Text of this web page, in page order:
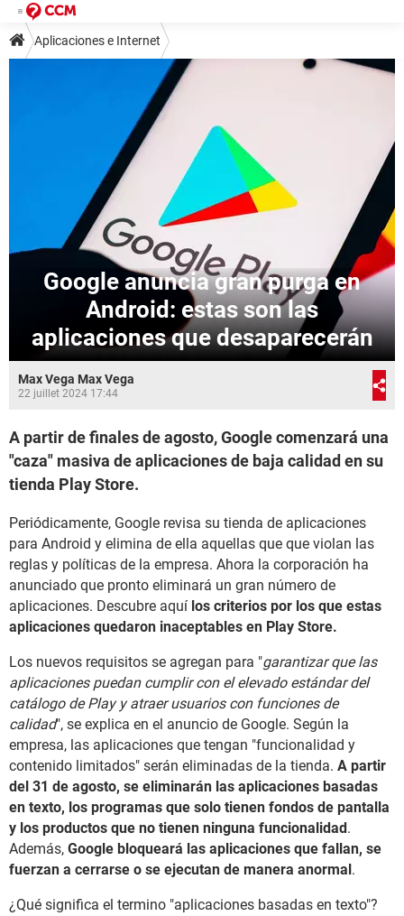
Aplicaciones e Internet
Google anuncia gran purga en
Android: estas son las
aplicaciones que desaparecerán
Max Vega Max Vega
22 juillet 2024 17:44
A partir de finales de agosto, Google comenzará una
"caza" masiva de aplicaciones de baja calidad en su
tienda Play Store.
Periódicamente, Google revisa su tienda de aplicaciones
para Android y elimina de ella aquellas que que violan las
reglas y políticas de la empresa. Ahora la corporación ha
anunciado que pronto eliminará un gran número de
aplicaciones. Descubre aquí los criterios por los que estas
aplicaciones quedaron inaceptables en Play Store.
Los nuevos requisitos se agregan para "garantizar que las
aplicaciones puedan cumplir con el elevado estándar del
catálogo de Play y atraer usuarios con funciones de
calidad", se explica en el anuncio de Google. Según la
empresa, las aplicaciones que tengan "funcionalidad y
contenido limitados" serán eliminadas de la tienda. A partir
del 31 de agosto, se eliminarán las aplicaciones basadas
en texto, los programas que solo tienen fondos de pantalla
y los productos que no tienen ninguna funcionalidad.
Además, Google bloqueará las aplicaciones que fallan, se
fuerzan a cerrarse o se ejecutan de manera anormal.
¿Qué significa el termino "aplicaciones basadas en texto"?